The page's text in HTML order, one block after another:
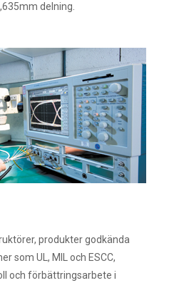
delning.
produkter godkända
som UL, MIL och ESCC,
och förbättringsarbete i